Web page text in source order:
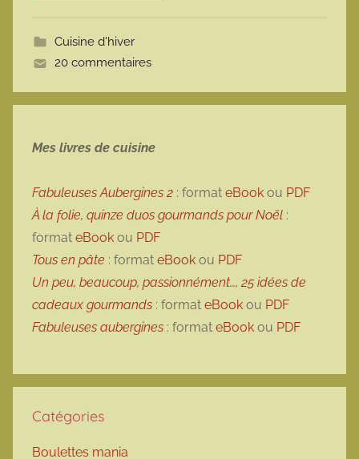
Cuisine d'hiver
20 commentaires
Mes livres de cuisine
Fabuleuses Aubergines 2 : format eBook ou PDF
À la folie, quinze duos gourmands pour Noël :
format eBook ou PDF
Tous en pâte : format eBook ou PDF
Un peu, beaucoup, passionnément…, 25 idées de
cadeaux gourmands : format eBook ou PDF
Fabuleuses aubergines : format eBook ou PDF
Catégories
Boulettes mania